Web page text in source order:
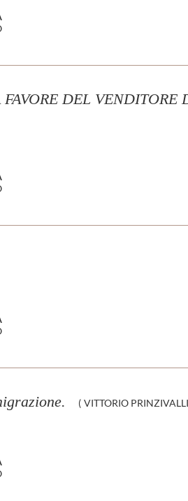
DEL
( VITTORIO PRINZIVALLI